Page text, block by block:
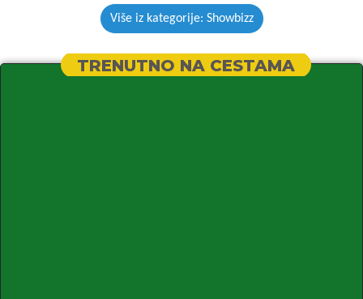
Više iz kategorije: Showbizz
TRENUTNO NA CESTAMA